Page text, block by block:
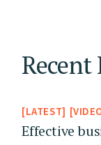
Recent
LATEST
Effective